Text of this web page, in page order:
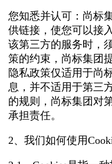
您知悉并认可：尚标
供链接，使您可以接
该第三方的服务时，
策的约束，尚标集团
隐私政策仅适用于尚
息，并不适用于第三
的规则，尚标集团对
承担责任。
2、我们如何使用